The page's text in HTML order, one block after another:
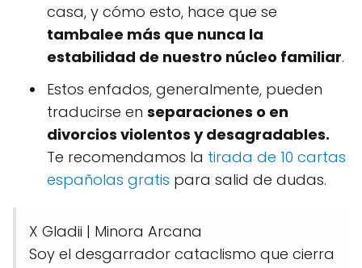
casa, y cómo esto, hace que se
tambalee más que nunca la
estabilidad de nuestro núcleo familiar.
Estos enfados, generalmente, pueden
traducirse en separaciones o en
divorcios violentos y desagradables.
Te recomendamos la tirada de 10 cartas
españolas gratis para salid de dudas.
X Gladii | Minora Arcana
Soy el desgarrador cataclismo que cierra